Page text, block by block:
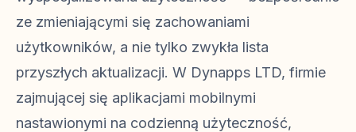
ze zmieniającymi się zachowaniami
użytkowników, a nie tylko zwykła lista
przyszłych aktualizacji. W Dynapps LTD, firmie
zajmującej się aplikacjami mobilnymi
nastawionymi na codzienną użyteczność,